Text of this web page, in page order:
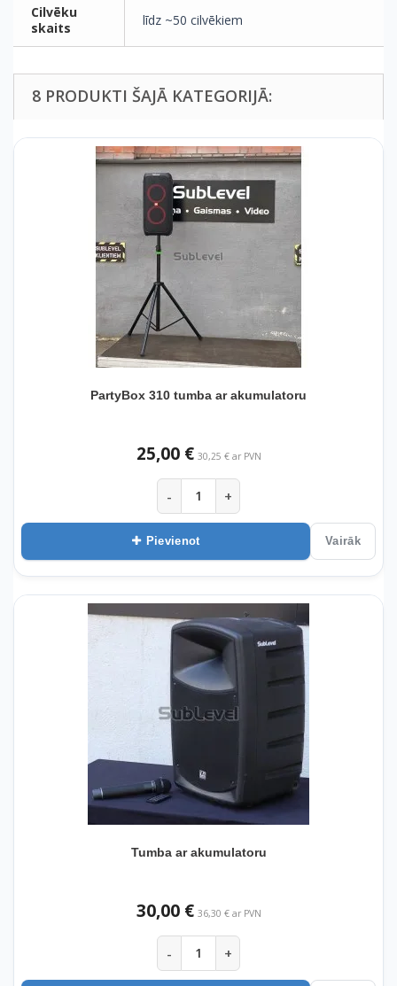
Cilvēku
skaits
līdz ~50 cilvēkiem
8 PRODUKTI ŠAJĀ KATEGORIJĀ:
PartyBox 310 tumba ar akumulatoru
25,00 € 30,25 € ar PVN
- +
Pievienot Vairāk
Tumba ar akumulatoru
30,00 € 36,30 € ar PVN
- +